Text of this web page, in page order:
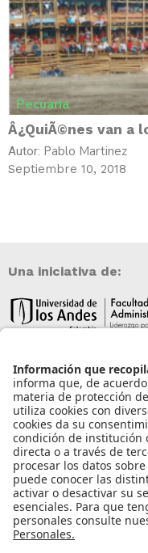
Pecuaria
Â¿QuiÃ©nes van a
Autor: Pablo Martinez
Septiembre 10, 2018
Una iniciativa de:
Información de
info@aneia.edu.co
Bogotá, Colombia
Enlaces de interés
Iniciar sesión
Política de
Contacto